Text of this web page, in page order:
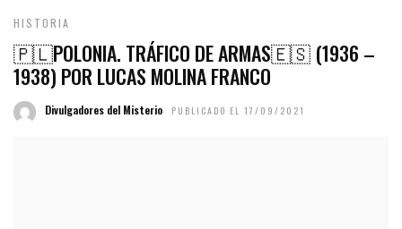
HISTORIA
🇵🇱POLONIA. TRÁFICO DE ARMAS🇪🇸 (1936 –
1938) POR LUCAS MOLINA FRANCO
Divulgadores del Misterio PUBLICADO EL 17/09/2021